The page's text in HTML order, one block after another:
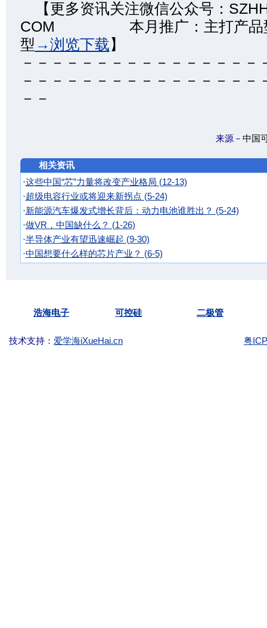
【更多资讯关注微信公众号：
COM 本月推广：主打产品型
型 →浏览下载】
－－－－－－－－－－－－－－－－
－－－－－－－－－－－－－－－－
－－
来源－ 中国
相关资讯
·这些中国“芯”力量将改变产业格局 (12-13)
·超级电容行业或将迎来新拐点 (5-24)
·新能源汽车爆发式增长背后：动力电池谁胜出？ (5-24)
·做VR，中国缺什么？ (1-26)
·半导体产业有望迅速崛起 (9-30)
·中国想要什么样的芯片产业？ (6-5)
浩海电子
可控硅 二极管
技术支持： 爱学海iXueHai.cn 粤